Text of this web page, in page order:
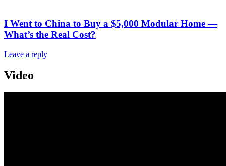
I Went to China to Buy a $5,000 Modular Home —
What’s the Real Cost?
Leave a reply
Video